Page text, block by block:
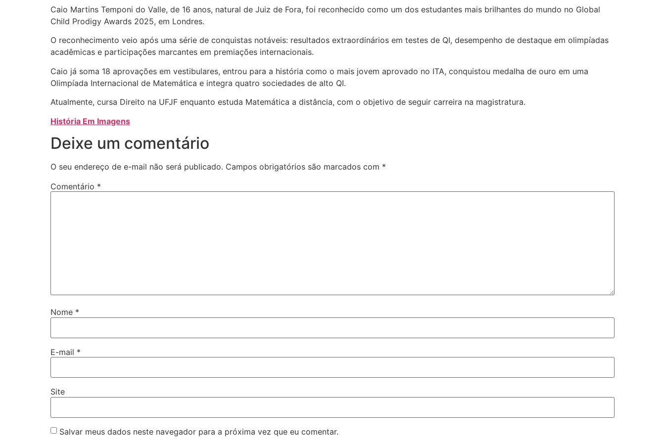
Caio Martins Temponi do Valle, de 16 anos, natural de Juiz de Fora, foi reconhecido como um dos estudantes mais brilhantes do mundo no Global
Child Prodigy Awards 2025, em Londres.
O reconhecimento veio após uma série de conquistas notáveis: resultados extraordinários em testes de QI, desempenho de destaque em olimpíadas
acadêmicas e participações marcantes em premiações internacionais.
Caio já soma 18 aprovações em vestibulares, entrou para a história como o mais jovem aprovado no ITA, conquistou medalha de ouro em uma
Olimpíada Internacional de Matemática e integra quatro sociedades de alto QI.
Atualmente, cursa Direito na UFJF enquanto estuda Matemática a distância, com o objetivo de seguir carreira na magistratura.
História Em Imagens
Deixe um comentário
O seu endereço de e-mail não será publicado. Campos obrigatórios são marcados com *
Comentário *
Nome *
E-mail *
Site
Salvar meus dados neste navegador para a próxima vez que eu comentar.